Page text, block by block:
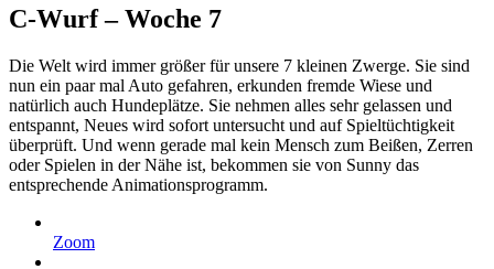
C-Wurf – Woche 7
Die Welt wird immer größer für unsere 7 kleinen Zwerge. Sie sind
nun ein paar mal Auto gefahren, erkunden fremde Wiese und
natürlich auch Hundeplätze. Sie nehmen alles sehr gelassen und
entspannt, Neues wird sofort untersucht und auf Spieltüchtigkeit
überprüft. Und wenn gerade mal kein Mensch zum Beißen, Zerren
oder Spielen in der Nähe ist, bekommen sie von Sunny das
entsprechende Animationsprogramm.
Zoom